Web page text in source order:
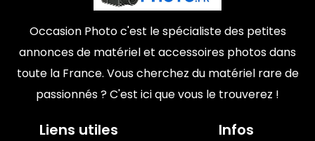
Occasion Photo c'est le spécialiste des petites
annonces de matériel et accessoires photos dans
toute la France. Vous cherchez du matériel rare de
passionnés ? C'est ici que vous le trouverez !
Liens utiles Infos